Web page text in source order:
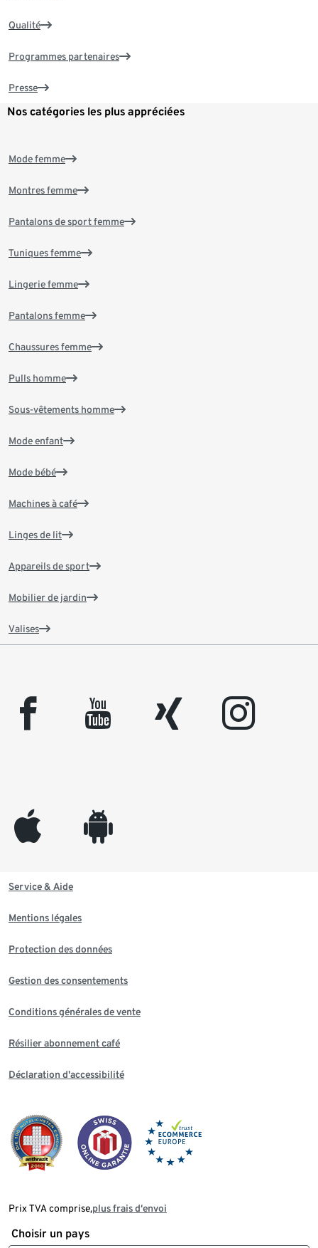
Qualité
Programmes partenaires
Presse
Nos catégories les plus appréciées
Mode femme
Montres femme
Pantalons de sport femme
Tuniques femme
Lingerie femme
Pantalons femme
Chaussures femme
Pulls homme
Sous-vêtements homme
Mode enfant
Mode bébé
Machines à café
Linges de lit
Appareils de sport
Mobilier de jardin
Valises
facebook youtube xing instagram
appleinc android
Service & Aide
Mentions légales
Protection des données
Gestion des consentements
Conditions générales de vente
Résilier abonnement café
Déclaration d'accessibilité
Prix TVA comprise,plus frais d‘envoi
Choisir un pays